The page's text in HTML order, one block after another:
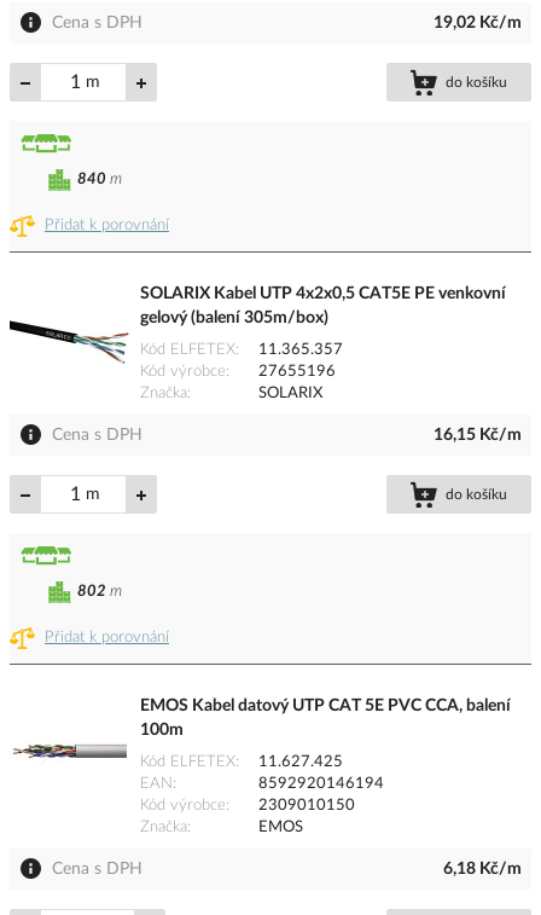
Cena s DPH 19,02 Kč/m
m do košíku
Přidat k porovnání
840 m
SOLARIX Kabel UTP 4x2x0,5 CAT5E PE venkovní
gelový (balení 305m/box)
Kód ELFETEX
11.365.357
Kód výrobce
27655196
Značka
SOLARIX
Cena s DPH 16,15 Kč/m
m do košíku
Přidat k porovnání
802 m
EMOS Kabel datový UTP CAT 5E PVC CCA, balení
100m
Kód ELFETEX
11.627.425
EAN
8592920146194
Kód výrobce
2309010150
Značka
EMOS
Cena s DPH 6,18 Kč/m